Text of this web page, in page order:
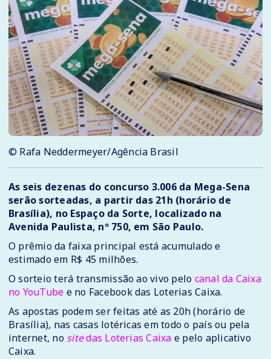
© Rafa Neddermeyer/Agência Brasil
As seis dezenas do concurso 3.006 da Mega-Sena
serão sorteadas, a partir das 21h (horário de
Brasília), no Espaço da Sorte, localizado na
Avenida Paulista, nº 750, em São Paulo.
O prêmio da faixa principal está acumulado e
estimado em R$ 45 milhões.
O sorteio terá transmissão ao vivo pelo canal da Caixa
no YouTube e no Facebook das Loterias Caixa.
As apostas podem ser feitas até as 20h (horário de
Brasília), nas casas lotéricas em todo o país ou pela
internet, no sitedas Loterias Caixa e pelo aplicativo
Caixa.